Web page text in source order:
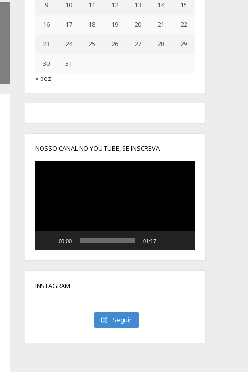
9 10 11 12 13 14 15
16 17 18 19 20 21 22
23 24 25 26 27 28 29
30
31
« dez
NOSSO CANAL NO YOU TUBE, SE INSCREVA
00:00 01:17
INSTAGRAM
Seguir